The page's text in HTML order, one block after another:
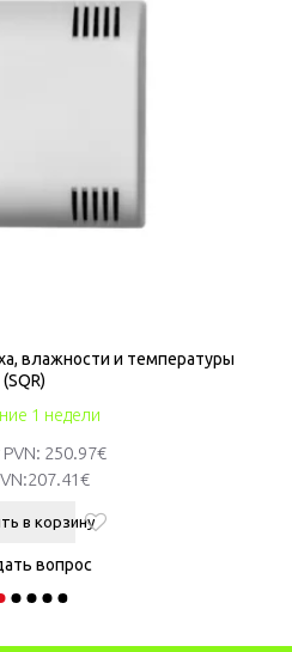
1 недели
влажности и температуры
(SQR)
PVN: 250.97€
207.41€
в корзину
вопрос